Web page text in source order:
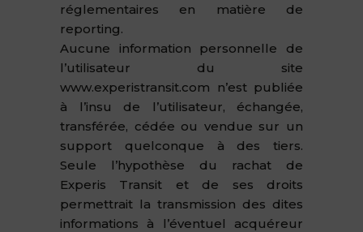
réglementaires en matière de
reporting.
Aucune information personnelle de
l’utilisateur du site
www.experistransit.com n’est publiée
à l’insu de l’utilisateur, échangée,
transférée, cédée ou vendue sur un
support quelconque à des tiers.
Seule l’hypothèse du rachat de
Experis Transit et de ses droits
permettrait la transmission des dites
informations à l’éventuel acquéreur